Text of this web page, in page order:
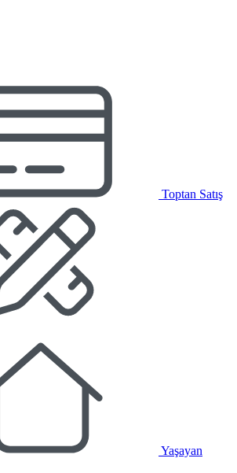
Toptan Satış
Yaşayan